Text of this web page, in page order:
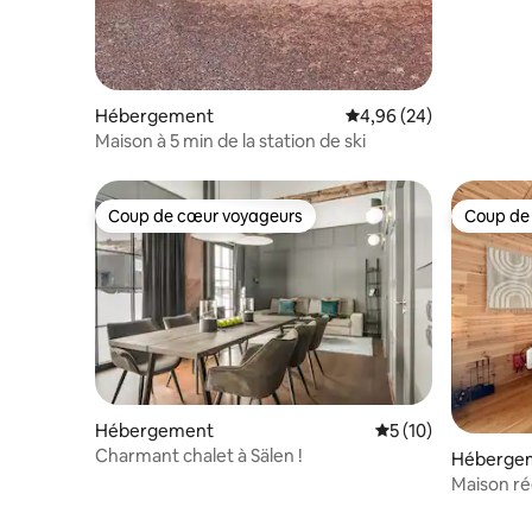
Hébergement Évaluation moyenne
4,96 (24)
Maison à 5 min de la station de ski
Coup de cœur voyageurs
Coup de cœur voyageurs
Hébergement Évaluation
5 (10)
Charmant chalet à Sälen !
Coup
Coup
Maison